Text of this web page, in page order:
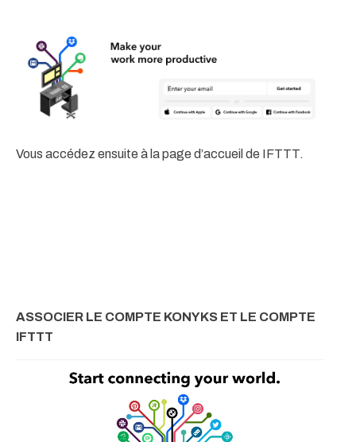
Vous accédez ensuite à la page d’accueil de IFTTT.
ASSOCIER LE COMPTE KONYKS ET LE COMPTE
IFTTT